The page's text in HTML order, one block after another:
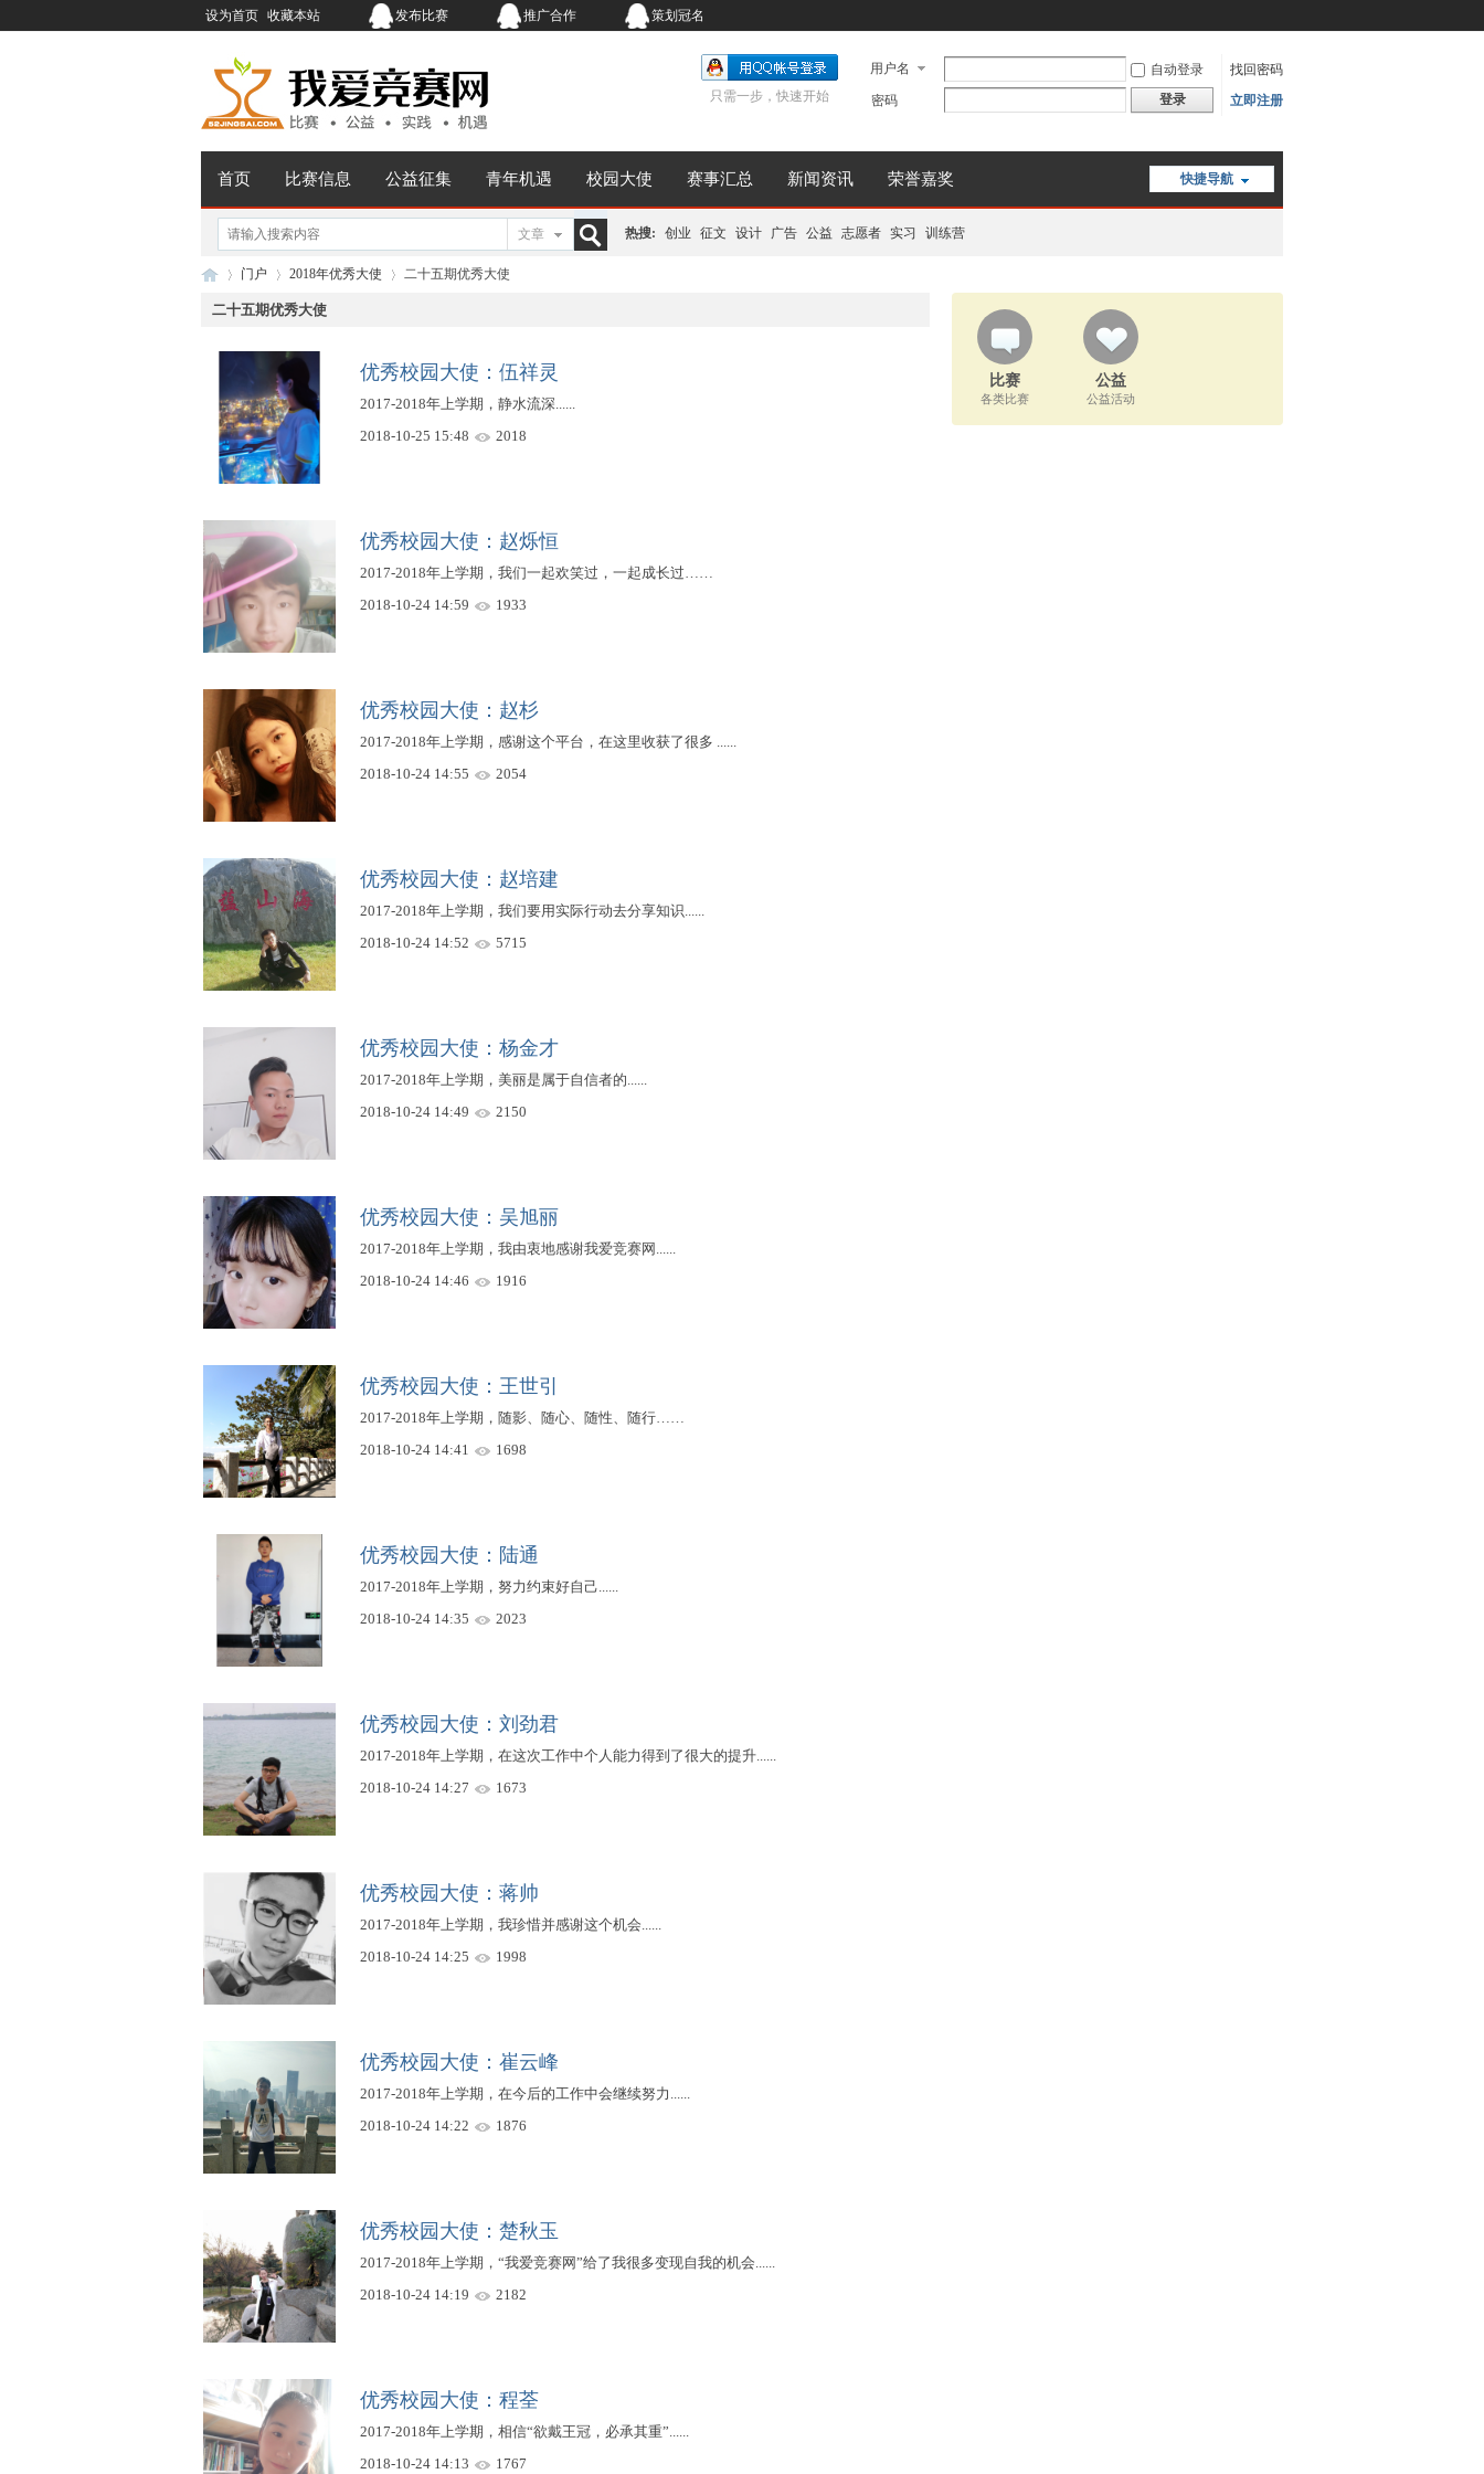
设为首页 收藏本站 发布比赛 推广合作 策划冠名
用户名 自动登录
找回密码
密码
登录 立即注册
只需一步，快速开始
快捷导航
首页 比赛信息 公益征集 青年机遇 校园大使 赛事汇总 新闻资讯 荣誉嘉奖
文章 热搜: 创业 征文 设计 广告 公益 志愿者 实习 训练营
爱
竞
赛
网
门户 2018年优秀大使
›
二十五期优秀大使
二十五期优秀大使
优秀校园大使：伍祥灵
2017-2018年上学期，静水流深......
2018-10-25 15:48
2018
优秀校园大使：赵烁恒
2017-2018年上学期，我们一起欢笑过，一起成长过……
2018-10-24 14:59
1933
优秀校园大使：赵杉
2017-2018年上学期，感谢这个平台，在这里收获了很多 ......
2018-10-24 14:55
2054
优秀校园大使：赵培建
2017-2018年上学期，我们要用实际行动去分享知识......
2018-10-24 14:52
5715
优秀校园大使：杨金才
2017-2018年上学期，美丽是属于自信者的......
2018-10-24 14:49
2150
优秀校园大使：吴旭丽
2017-2018年上学期，我由衷地感谢我爱竞赛网......
2018-10-24 14:46
1916
优秀校园大使：王世引
2017-2018年上学期，随影、随心、随性、随行……
2018-10-24 14:41
1698
优秀校园大使：陆通
2017-2018年上学期，努力约束好自己......
2018-10-24 14:35
2023
优秀校园大使：刘劲君
2017-2018年上学期，在这次工作中个人能力得到了很大的提升......
2018-10-24 14:27
1673
优秀校园大使：蒋帅
2017-2018年上学期，我珍惜并感谢这个机会......
2018-10-24 14:25
1998
优秀校园大使：崔云峰
2017-2018年上学期，在今后的工作中会继续努力......
2018-10-24 14:22
1876
优秀校园大使：楚秋玉
2017-2018年上学期，“我爱竞赛网”给了我很多变现自我的机会......
2018-10-24 14:19
2182
优秀校园大使：程荃
2017-2018年上学期，相信“欲戴王冠，必承其重”......
2018-10-24 14:13
1767
比赛
各类比赛
公益
公益活动